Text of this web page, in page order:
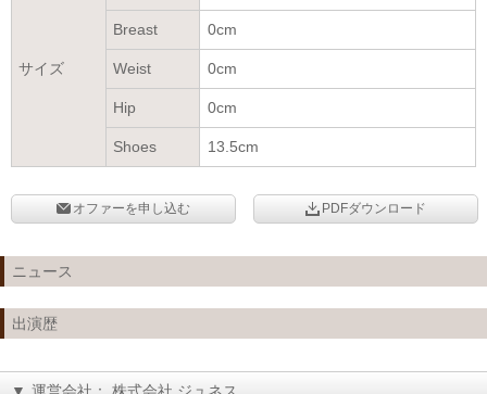
サイズ
Breast 0cm
Weist 0cm
Hip 0cm
Shoes 13.5cm
オファーを申し込む PDFダウンロード
ニュース
出演歴